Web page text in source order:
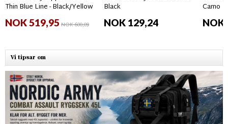
Thin Blue Line - Black/Yellow
NOK 519,95 NOK 600,09
Black
NOK 129,24
Camo
NOK
Vi tipsar om